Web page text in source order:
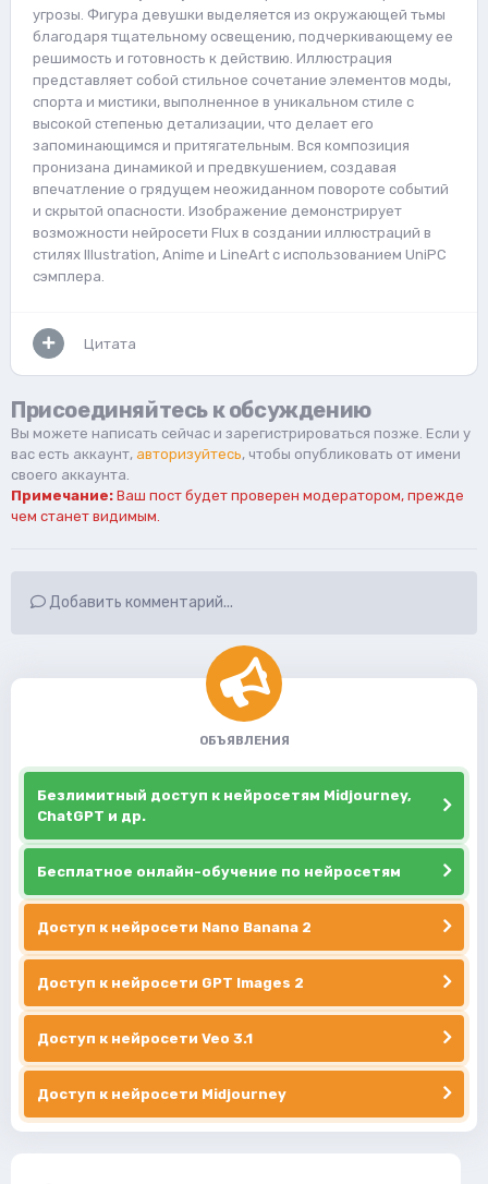
угрозы. Фигура девушки выделяется из окружающей тьмы
благодаря тщательному освещению, подчеркивающему ее
решимость и готовность к действию. Иллюстрация
представляет собой стильное сочетание элементов моды,
спорта и мистики, выполненное в уникальном стиле с
высокой степенью детализации, что делает его
запоминающимся и притягательным. Вся композиция
пронизана динамикой и предвкушением, создавая
впечатление о грядущем неожиданном повороте событий
и скрытой опасности. Изображение демонстрирует
возможности нейросети Flux в создании иллюстраций в
стилях Illustration, Anime и LineArt с использованием UniPC
сэмплера.
Цитата
Присоединяйтесь к обсуждению
Вы можете написать сейчас и зарегистрироваться позже. Если у
вас есть аккаунт, авторизуйтесь, чтобы опубликовать от имени
своего аккаунта.
Примечание: Ваш пост будет проверен модератором, прежде
чем станет видимым.
Добавить комментарий...
ОБЪЯВЛЕНИЯ
Безлимитный доступ к нейросетям Midjourney,
ChatGPT и др.
Бесплатное онлайн-обучение по нейросетям
Доступ к нейросети Nano Banana 2
Доступ к нейросети GPT Images 2
Доступ к нейросети Veo 3.1
Доступ к нейросети Midjourney